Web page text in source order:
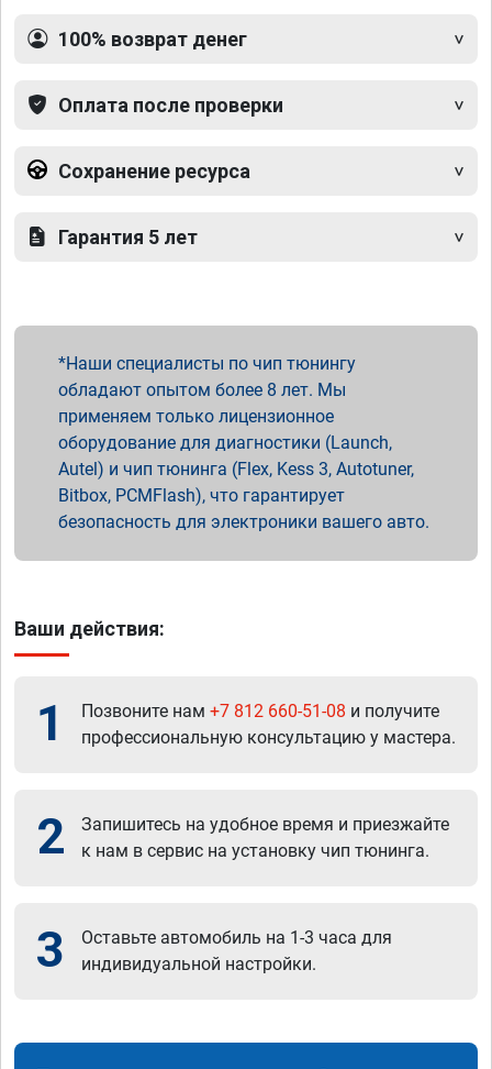
100% возврат денег
Оплата после проверки
Сохранение ресурса
Гарантия 5 лет
Наши специалисты по чип тюнингу
обладают опытом более 8 лет. Мы
применяем только лицензионное
оборудование для диагностики (Launch,
Autel) и чип тюнинга (Flex, Kess 3, Autotuner,
Bitbox, PCMFlash), что гарантирует
безопасность для электроники вашего авто.
Ваши действия:
1 Позвоните нам +7 812 660-51-08 и получите
профессиональную консультацию у мастера.
2
Запишитесь на удобное время и приезжайте
к нам в сервис на установку чип тюнинга.
3
Оставьте автомобиль на 1-3 часа для
индивидуальной настройки.